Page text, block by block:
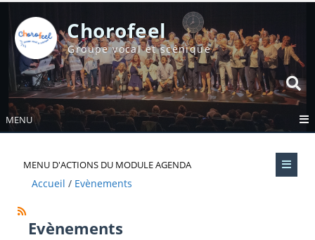
Chorofeel
Groupe vocal et scénique
MENU
MENU D'ACTIONS DU MODULE AGENDA
Accueil Evènements
Evènements